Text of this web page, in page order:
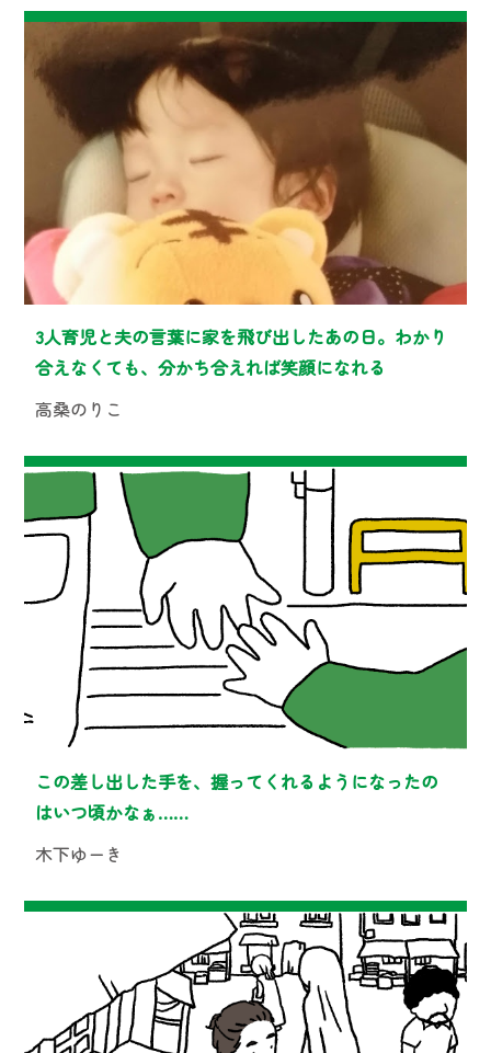
3人育児と夫の言葉に家を飛び出したあの日。わかり
合えなくても、分かち合えれば笑顔になれる
高桑のりこ
この差し出した手を、握ってくれるようになったの
はいつ頃かなぁ……
木下ゆーき